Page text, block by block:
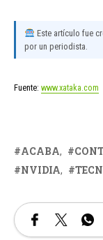
Este artículo fue
por un periodista.
Fuente: www.xataka.com
ACABA
NVIDIA